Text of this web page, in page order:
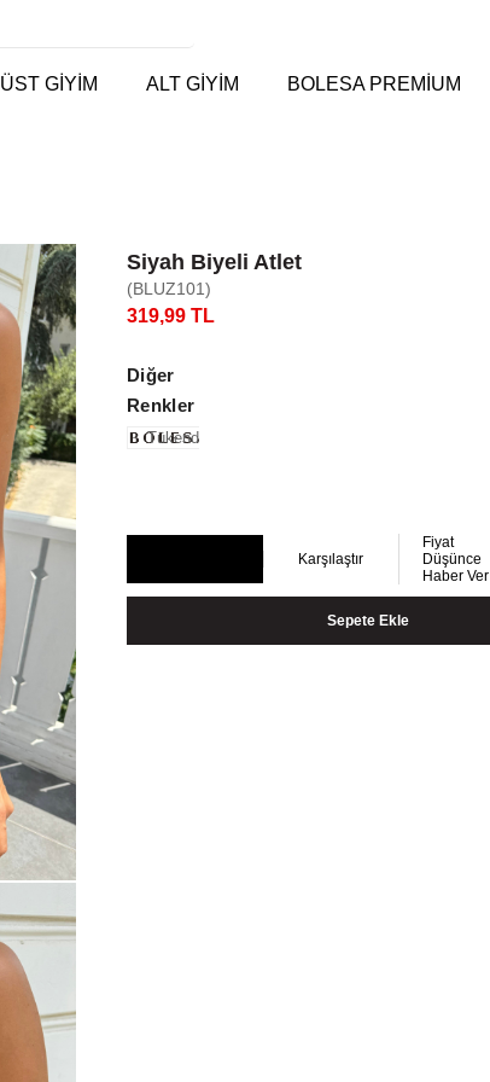
ÜST GİYİM ALT GİYİM BOLESA PREMİUM
Siyah Biyeli Atlet
(BLUZ101)
319,99 TL
Diğer
Renkler
Tükendi
Karşılaştır
Fiyat
Düşünce
Haber Ver